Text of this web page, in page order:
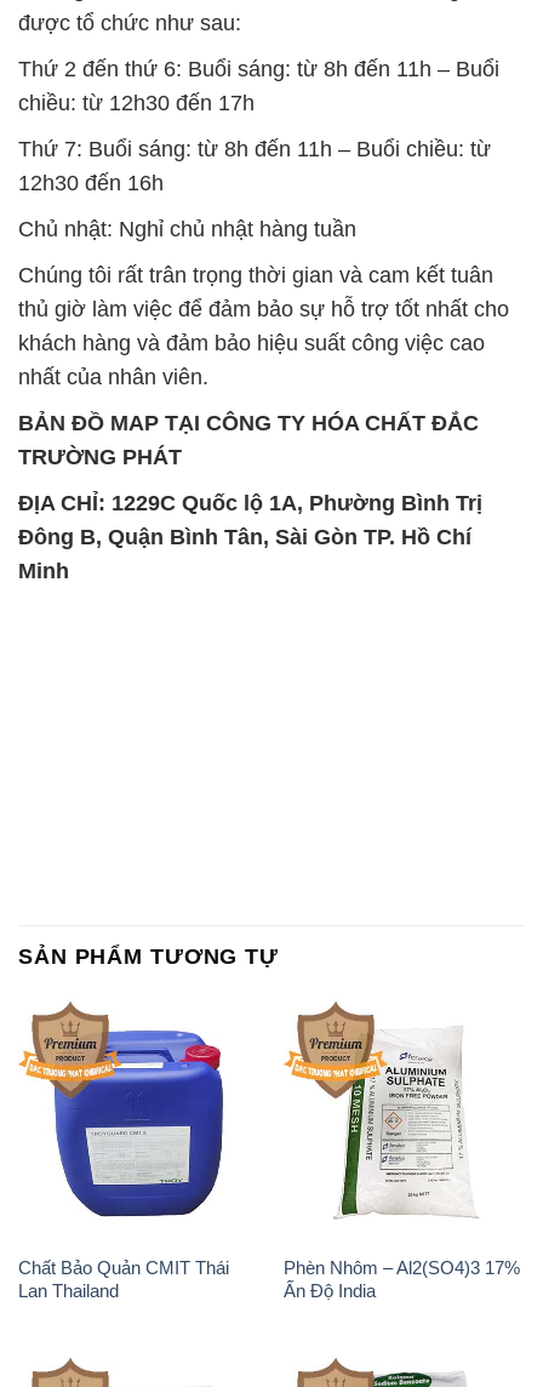
được tổ chức như sau:
Thứ 2 đến thứ 6: Buổi sáng: từ 8h đến 11h – Buổi
chiều: từ 12h30 đến 17h
Thứ 7: Buổi sáng: từ 8h đến 11h – Buổi chiều: từ
12h30 đến 16h
Chủ nhật: Nghỉ chủ nhật hàng tuần
Chúng tôi rất trân trọng thời gian và cam kết tuân
thủ giờ làm việc để đảm bảo sự hỗ trợ tốt nhất cho
khách hàng và đảm bảo hiệu suất công việc cao
nhất của nhân viên.
BẢN ĐỒ MAP TẠI CÔNG TY HÓA CHẤT ĐẮC
TRƯỜNG PHÁT
ĐỊA CHỈ: 1229C Quốc lộ 1A, Phường Bình Trị
Đông B, Quận Bình Tân, Sài Gòn TP. Hồ Chí
Minh
SẢN PHẨM TƯƠNG TỰ
Chất Bảo Quản CMIT Thái
Lan Thailand
Phèn Nhôm – Al2(SO4)3 17%
Ấn Độ India